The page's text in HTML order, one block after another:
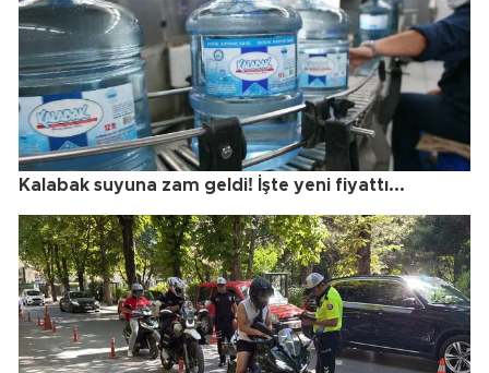
Kalabak suyuna zam geldi! İşte yeni fiyattı...